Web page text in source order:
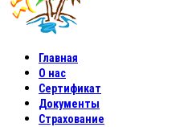
Главная
О нас
Сертификат
Документы
Страхование